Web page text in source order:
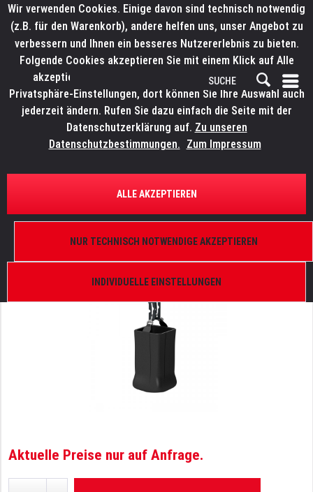
ÜBERSICHT MOTOREN UND KETTENZÜGE
CHAINMASTER Kettenspeicher FB012
Aktuelle Preise nur auf Anfrage.
Wir verwenden Cookies. Einige davon sind technisch notwendig
(z.B. für den Warenkorb), andere helfen uns, unser Angebot zu
verbessern und Ihnen ein besseres Nutzererlebnis zu bieten.
Folgende Cookies akzeptieren Sie mit einem Klick auf Alle
akzeptieren. Weitere Informationen finden Sie in den
Privatsphäre-Einstellungen, dort können Sie Ihre Auswahl auch
jederzeit ändern. Rufen Sie dazu einfach die Seite mit der
Datenschutzerklärung auf. Zu unseren
Datenschutzbestimmungen. Zum Impressum
INDIVIDUELLE EINSTELLUNGEN
NUR TECHNISCH NOTWENDIGE AKZEPTIEREN
ALLE AKZEPTIEREN